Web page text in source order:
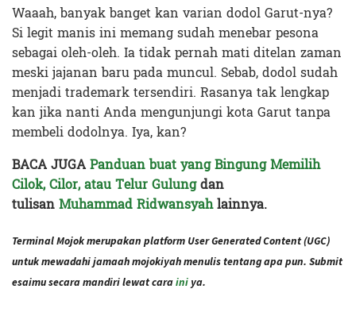
Waaah, banyak banget kan varian dodol Garut-nya?
Si legit manis ini memang sudah menebar pesona
sebagai oleh-oleh. Ia tidak pernah mati ditelan zaman
meski jajanan baru pada muncul. Sebab, dodol sudah
menjadi trademark tersendiri. Rasanya tak lengkap
kan jika nanti Anda mengunjungi kota Garut tanpa
membeli dodolnya. Iya, kan?
BACA JUGAPanduan buat yang Bingung Memilih
Cilok, Cilor, atau Telur Gulungdan
tulisanMuhammad Ridwansyahlainnya.
Terminal Mojok merupakan platform User Generated Content (UGC)
untuk mewadahi jamaah mojokiyah menulis tentang apa pun. Submit
esaimu secara mandiri lewat caraini ya.